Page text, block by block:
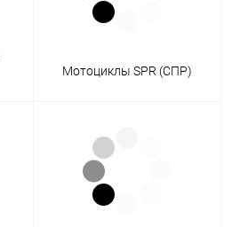
Мотоциклы SPR (СПР)